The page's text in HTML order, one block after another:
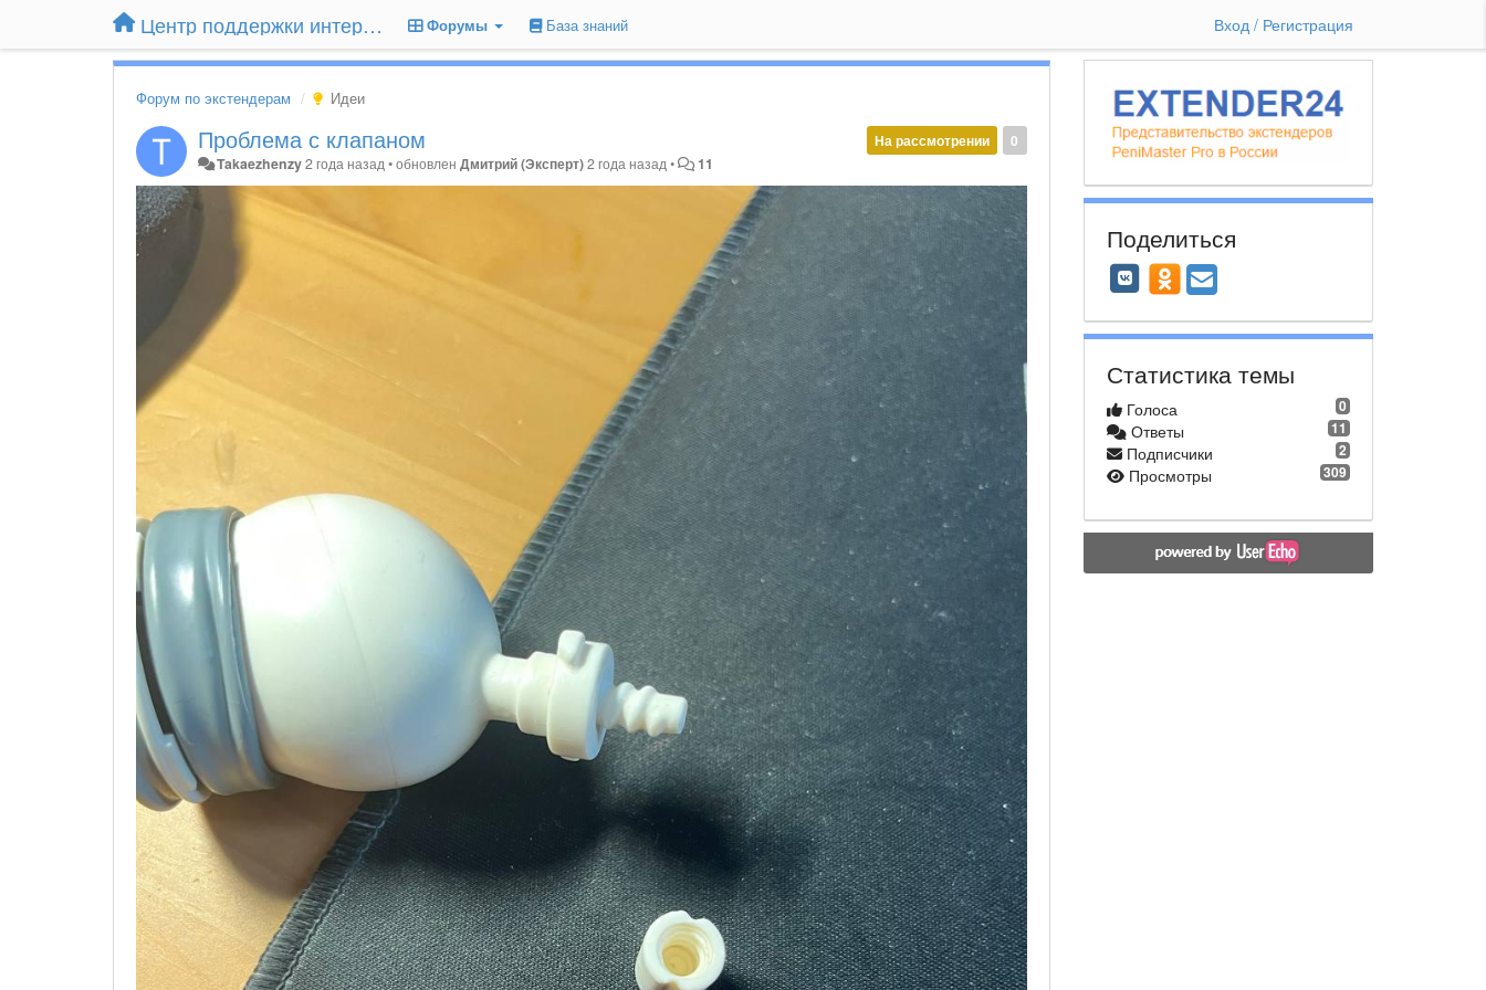
Центр поддержки интернет-магазина Extender24.ru Форумы База знаний Вход / Регистрация
Форум по экстендерам Идеи
0
На рассмотрении
Проблема с клапаном
Takaezhenzy2 года назад•обновленДмитрий (Эксперт)2 года назад• 11
Поделиться
Статистика темы
0
Голоса
11
Ответы
2
Подписчики
309
Просмотры